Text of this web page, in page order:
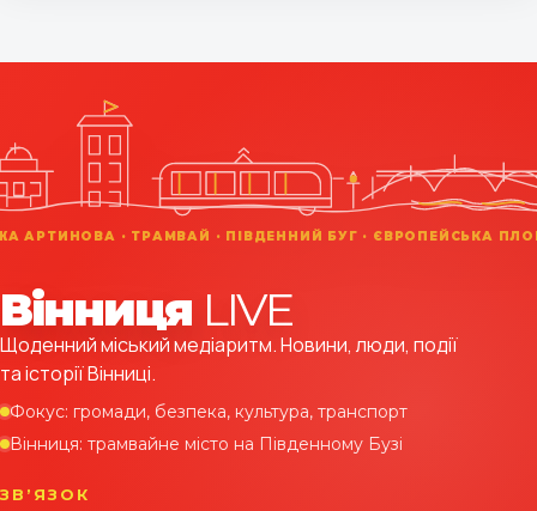
Вінниця LIVE
Щоденний міський медіаритм. Новини, люди, події
та історії Вінниці.
Фокус: громади, безпека, культура, транспорт
Вінниця: трамвайне місто на Південному Бузі
ЗВʼЯЗОК